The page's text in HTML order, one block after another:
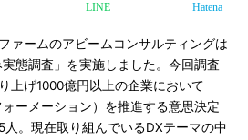
LINE Hatena
ァームのアビームコンサルティングは
実態調査」を実施しました。今回調査
上げ1000億円以上の企業において
ーメーション）を推進する意思決定
人。現在取り組んでいるDXテーマの中